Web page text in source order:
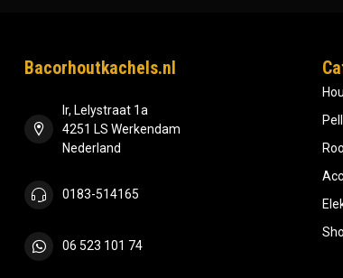
Bacorhoutkachels.nl
Ir, Lelystraat 1a
4251 LS Werkendam
Nederland
0183-514165
06 523 101 74